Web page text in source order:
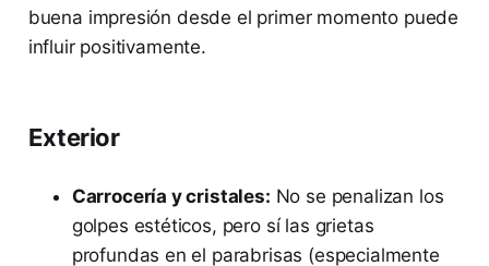
buena impresión desde el primer momento puede
influir positivamente.
Exterior
Carrocería y cristales: No se penalizan los
golpes estéticos, pero sí las grietas
profundas en el parabrisas (especialmente